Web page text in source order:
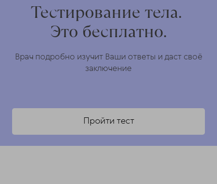
Тестирование тела.
Это бесплатно.
Врач подробно изучит Ваши ответы и даст своё
заключение
Пройти тест